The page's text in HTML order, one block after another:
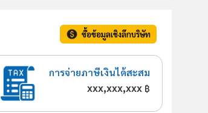
ซื้อข้อมูลเชิงลึกบริษัท
การจ่ายภาษีเงินได้สะสม
xxx,xxx,xxx ฿